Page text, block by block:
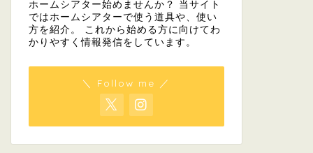
ホームシアター始めませんか？ 当サイト
ではホームシアターで使う道具や、使い
方を紹介。 これから始める方に向けてわ
かりやすく情報発信をしています。
＼ Follow me ／